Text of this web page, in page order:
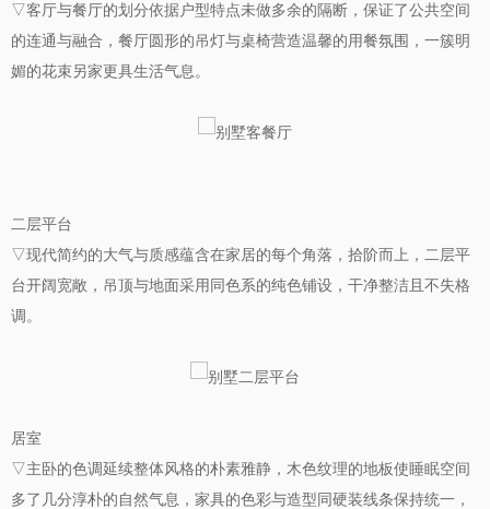
▽客厅与餐厅的划分依据户型特点未做多余的隔断，保证了公共空间
的连通与融合，餐厅圆形的吊灯与桌椅营造温馨的用餐氛围，一簇明
媚的花束另家更具生活气息。
二层平台
▽现代简约的大气与质感蕴含在家居的每个角落，拾阶而上，二层平
台开阔宽敞，吊顶与地面采用同色系的纯色铺设，干净整洁且不失格
调。
居室
▽主卧的色调延续整体风格的朴素雅静，木色纹理的地板使睡眠空间
多了几分淳朴的自然气息，家具的色彩与造型同硬装线条保持统一，